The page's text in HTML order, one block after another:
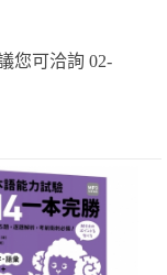
您可洽詢 02-